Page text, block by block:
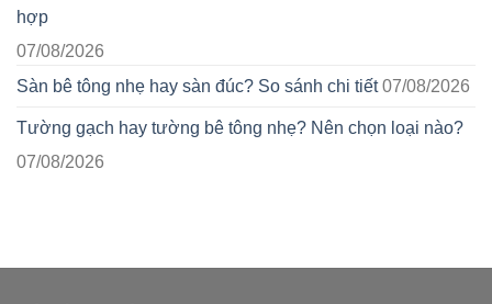
hợp
07/08/2026
Sàn bê tông nhẹ hay sàn đúc? So sánh chi tiết 07/08/2026
Tường gạch hay tường bê tông nhẹ? Nên chọn loại nào?
07/08/2026